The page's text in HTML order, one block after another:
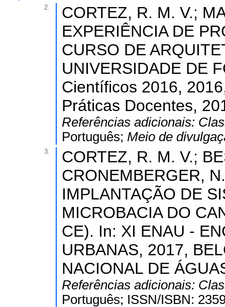
2.
CORTEZ, R. M. V.;
EXPERIÊNCIA DE
CURSO DE
UNIVERSIDADE DE
Científicos 2016,
Práticas Docentes,
Referências adicionais:
Português; Meio de
3.
CORTEZ, R. M. V.;
CRONEMBERGER,
IMPLANTAÇÃO DE
MICROBACIA DO
CE). In: XI ENAU -
URBANAS, 2017,
NACIONAL DE
Referências adicionais:
Português; ISSN/ISBN: